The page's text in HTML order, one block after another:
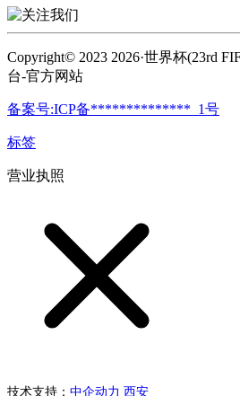
Copyright© 2023 2026·世界杯(23rd
台-官方网站
备案号:ICP备**************_1号
标签
营业执照
技术支持： 中企动力 西安